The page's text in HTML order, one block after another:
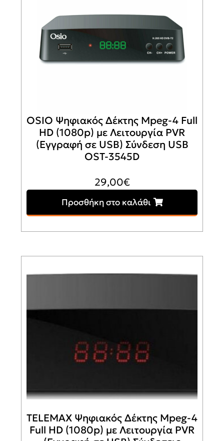
OSIO Ψηφιακός Δέκτης Mpeg-4 Full
HD (1080p) με Λειτουργία PVR
(Εγγραφή σε USB) Σύνδεση USB
OST-3545D
29,00€
Προσθήκη στο καλάθι
TELEMAX Ψηφιακός Δέκτης Mpeg-4
Full HD (1080p) με Λειτουργία PVR